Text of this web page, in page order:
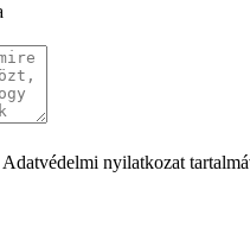
nyilatkozat